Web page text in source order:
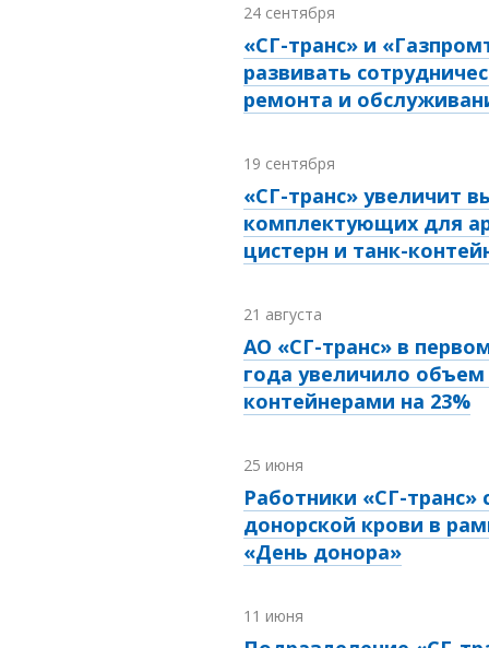
24 сентября
«СГ-транс» и
развивать
ремонта и
19 сентября
«СГ-транс» увеличит
комплектующих для
цистерн и танк-
21 августа
АО «СГ-транс» в
года увеличило объем
контейнерами на 23%
25 июня
Работники «СГ-транс»
донорской крови в
«День донора»
11 июня